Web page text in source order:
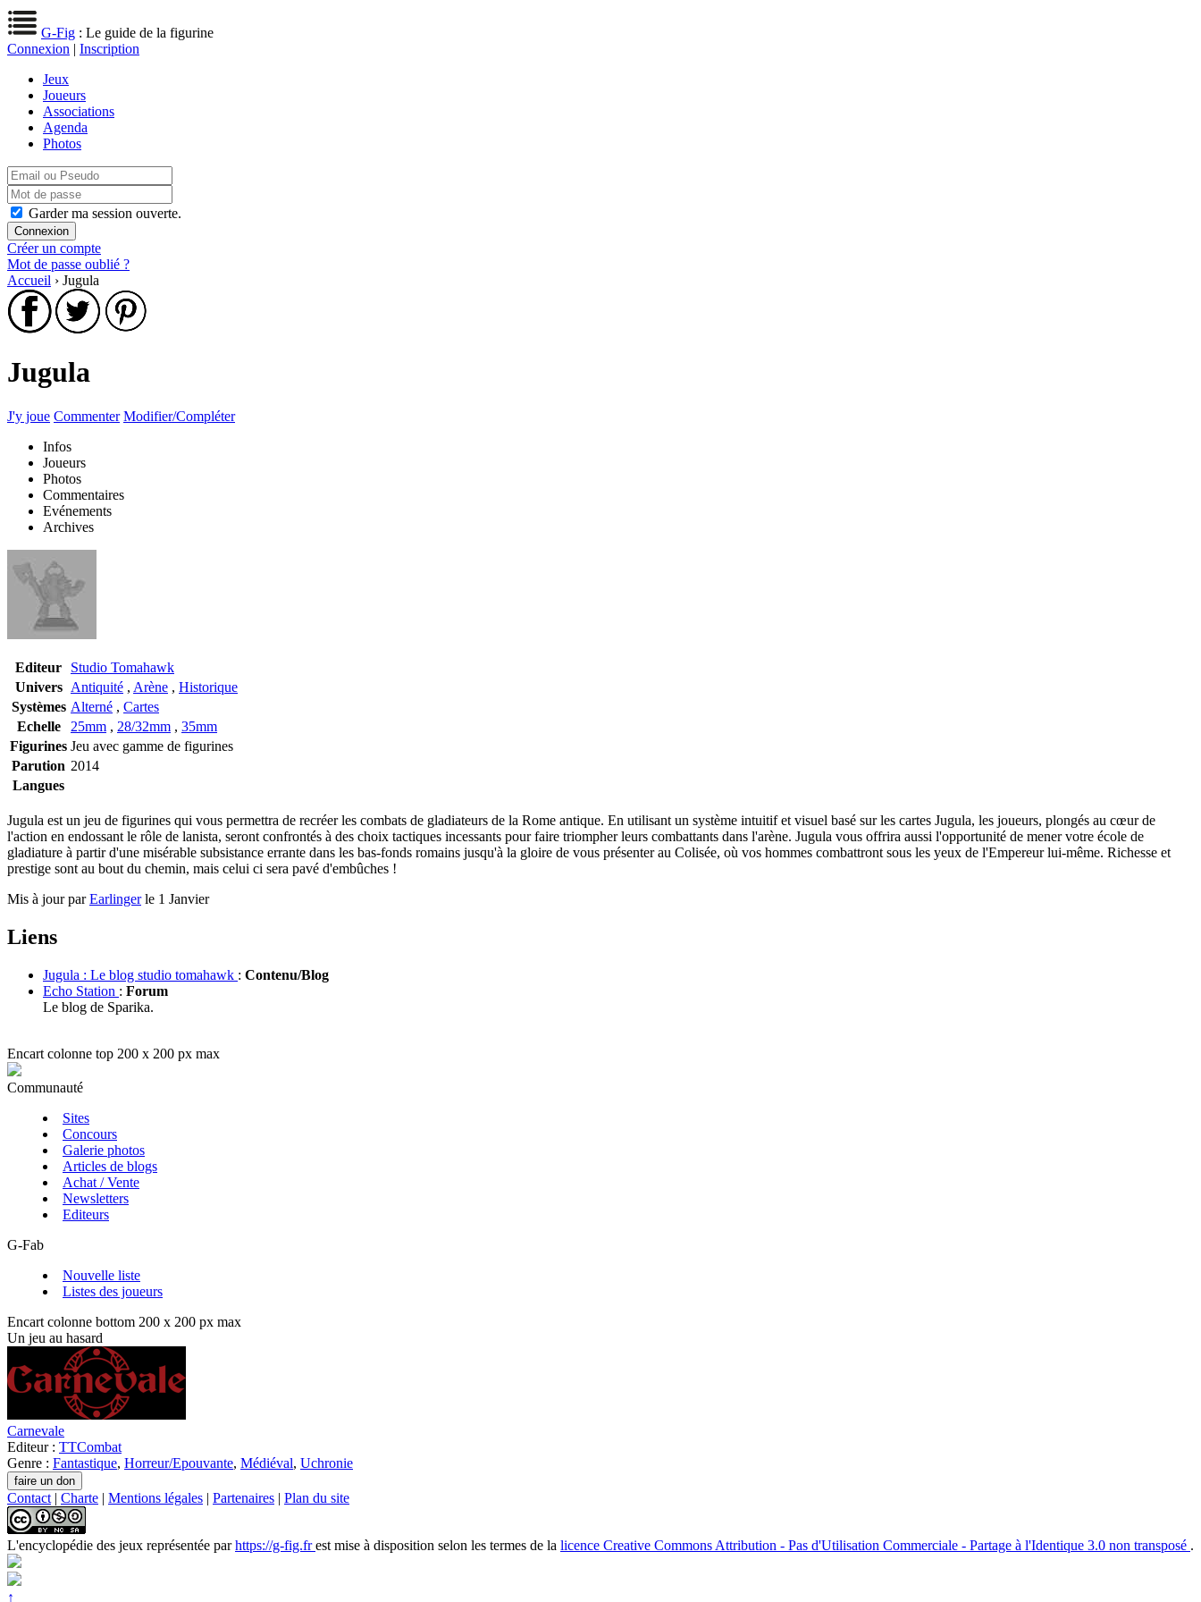
G-Fig : Le guide de la figurine
Connexion | Inscription
Jeux
Joueurs
Associations
Agenda
Photos
Garder ma session ouverte.
Créer un compte
Mot de passe oublié ?
Accueil › Jugula
Jugula
J'y joue Commenter Modifier/Compléter
Infos
Joueurs
Photos
Commentaires
Evénements
Archives
Editeur
Studio Tomahawk
Univers
Antiquité , Arène , Historique
Systèmes Alterné , Cartes
Echelle
25mm , 28/32mm , 35mm
Figurines Jeu avec gamme de figurines
Parution 2014
Langues
Jugula est un jeu de figurines qui vous permettra de recréer les combats de gladiateurs de la Rome antique. En utilisant un système intuitif et visuel basé sur les cartes Jugula, les joueurs, plongés au cœur de
l'action en endossant le rôle de lanista, seront confrontés à des choix tactiques incessants pour faire triompher leurs combattants dans l'arène. Jugula vous offrira aussi l'opportunité de mener votre école de
gladiature à partir d'une misérable subsistance errante dans les bas-fonds romains jusqu'à la gloire de vous présenter au Colisée, où vos hommes combattront sous les yeux de l'Empereur lui-même. Richesse et
prestige sont au bout du chemin, mais celui ci sera pavé d'embûches !
Mis à jour parEarlinger le 1 Janvier
Liens
Jugula : Le blog studio tomahawk : Contenu/Blog
Echo Station : Forum
Le blog de Sparika.
Encart colonne top 200 x 200 px max
Communauté
Sites
Concours
Galerie photos
Articles de blogs
Achat / Vente
Newsletters
Editeurs
G-Fab
Nouvelle liste
Listes des joueurs
Encart colonne bottom 200 x 200 px max
Un jeu au hasard
Carnevale
Editeur : TTCombat
Genre : Fantastique, Horreur/Epouvante, Médiéval, Uchronie
Contact | Charte | Mentions légales | Partenaires | Plan du site
L'encyclopédie des jeux représentée parhttps://g-fig.frest mise à disposition selon les termes de la licence Creative Commons Attribution - Pas d'Utilisation Commerciale - Partage à l'Identique 3.0 non transposé .
↑